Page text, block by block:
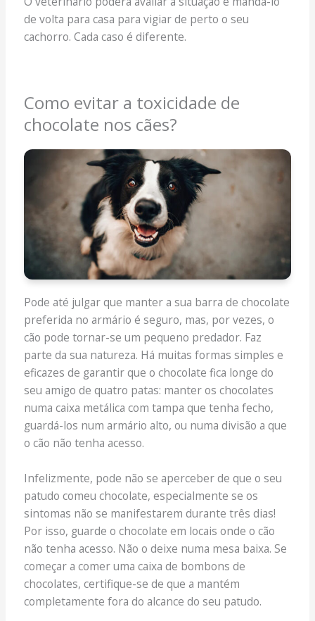
de volta para casa para vigiar de perto o seu
cachorro. Cada caso é diferente.
Como evitar a toxicidade de
chocolate nos cães?
Pode até julgar que manter a sua barra de chocolate
preferida no armário é seguro, mas, por vezes, o
cão pode tornar-se um pequeno predador. Faz
parte da sua natureza. Há muitas formas simples e
eficazes de garantir que o chocolate fica longe do
seu amigo de quatro patas: manter os chocolates
numa caixa metálica com tampa que tenha fecho,
guardá-los num armário alto, ou numa divisão a que
o cão não tenha acesso.
Infelizmente, pode não se aperceber de que o seu
patudo comeu chocolate, especialmente se os
sintomas não se manifestarem durante três dias!
Por isso, guarde o chocolate em locais onde o cão
não tenha acesso. Não o deixe numa mesa baixa. Se
começar a comer uma caixa de bombons de
chocolates, certifique-se de que a mantém
completamente fora do alcance do seu patudo.